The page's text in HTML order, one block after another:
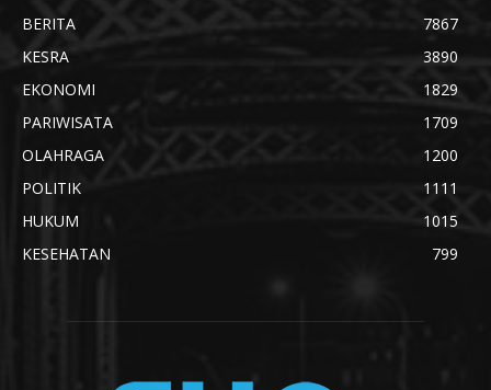
BERITA
7867
KESRA
3890
EKONOMI
1829
PARIWISATA
1709
OLAHRAGA
1200
POLITIK
1111
HUKUM
1015
KESEHATAN
799